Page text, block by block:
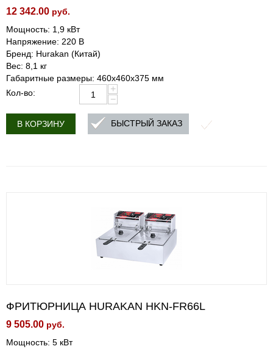
12 342.00 руб.
Мощность: 1,9 кВт
Напряжение: 220 В
Бренд: Hurakan (Китай)
Вес: 8,1 кг
Габаритные размеры: 460х460х375 мм
Кол-во:
+
−
В КОРЗИНУ БЫСТРЫЙ ЗАКАЗ
ФРИТЮРНИЦА HURAKAN HKN-FR66L
9 505.00 руб.
Мощность: 5 кВт